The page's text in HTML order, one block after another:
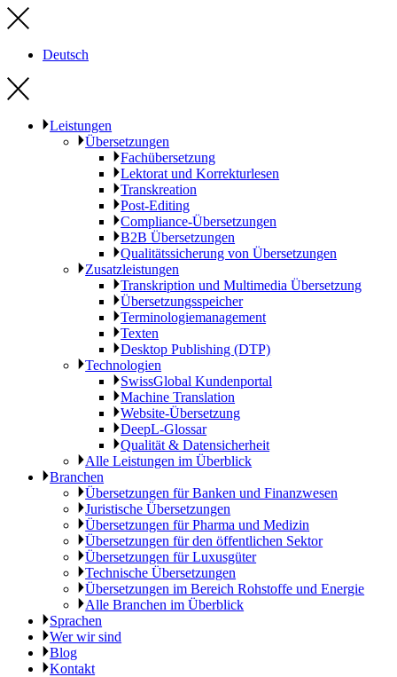
Deutsch
Leistungen
Übersetzungen
Fachübersetzung
Lektorat und Korrekturlesen
Transkreation
Post-Editing
Compliance-Übersetzungen
B2B Übersetzungen
Qualitätssicherung von Übersetzungen
Zusatzleistungen
Transkription und Multimedia Übersetzung
Übersetzungsspeicher
Terminologiemanagement
Texten
Desktop Publishing (DTP)
Technologien
SwissGlobal Kundenportal
Machine Translation
Website-Übersetzung
DeepL-Glossar
Qualität & Datensicherheit
Alle Leistungen im Überblick
Branchen
Übersetzungen für Banken und Finanzwesen
Juristische Übersetzungen
Übersetzungen für Pharma und Medizin
Übersetzungen für den öffentlichen Sektor
Übersetzungen für Luxusgüter
Technische Übersetzungen
Übersetzungen im Bereich Rohstoffe und Energie
Alle Branchen im Überblick
Sprachen
Wer wir sind
Blog
Kontakt